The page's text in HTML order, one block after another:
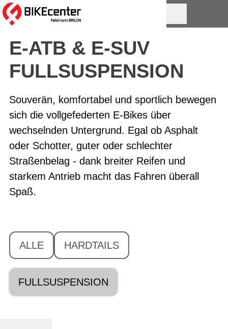
E-ATB & E-SUV
FULLSUSPENSION
Souverän, komfortabel und sportlich bewegen
sich die vollgefederten E-Bikes über
wechselnden Untergrund. Egal ob Asphalt
oder Schotter, guter oder schlechter
Straßenbelag - dank breiter Reifen und
starkem Antrieb macht das Fahren überall
Spaß.
ALLE HARDTAILS
FULLSUSPENSION